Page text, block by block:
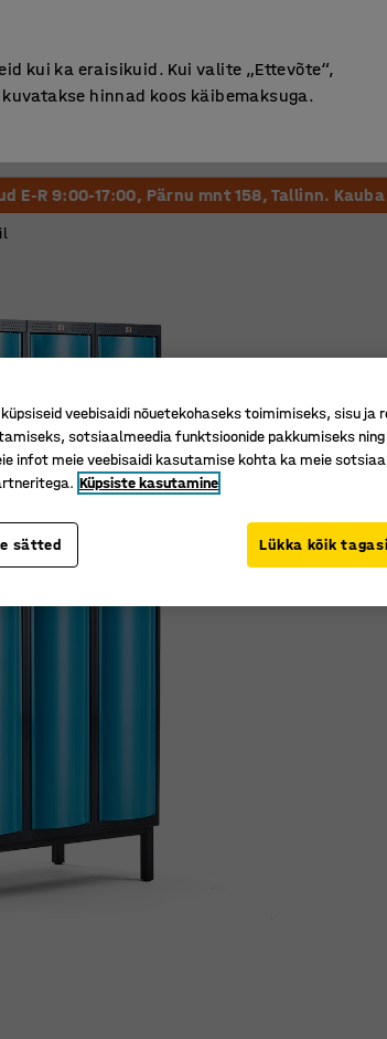
E-R 9:00-17:00, Pärnu mnt 158, Tallinn.
kui ka eraisikuid. Kui valite „Ettevõte“,
hinnad koos käibemaksuga.
veebisaidi nõuetekohaseks toimimiseks, sisu ja
sotsiaalmeedia funktsioonide pakkumiseks
infot meie veebisaidi kasutamise kohta ka meie
Küpsiste kasutamine
sätted Lükka kõik tagasi